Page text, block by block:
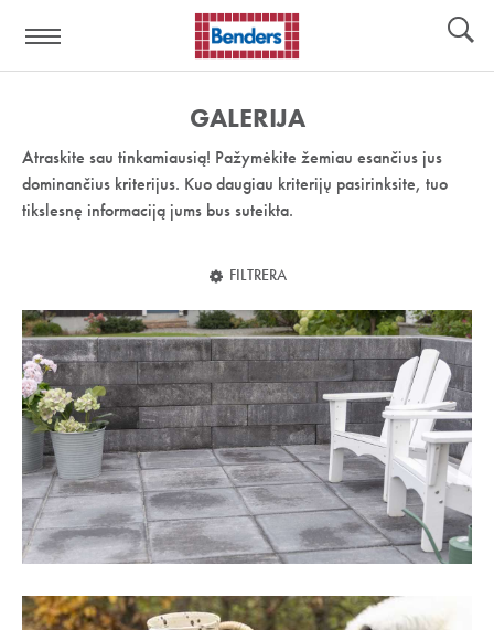
nuoroda:
GALERIJA
Atraskite sau tinkamiausią! Pažymėkite žemiau esančius jus
dominančius kriterijus. Kuo daugiau kriterijų pasirinksite, tuo
tikslesnę informaciją jums bus suteikta.
FILTRERA